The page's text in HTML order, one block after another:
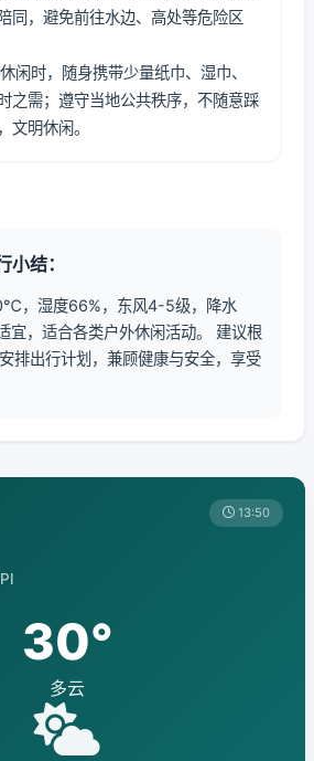
同，避免前往水边、高处等危险区
闲时，随身携带少量纸巾、湿巾、
之需；遵守当地公共秩序，不随意踩
文明休闲。
结：
，湿度66%，东风4-5级，降水
宜，适合各类户外休闲活动。 建议根
排出行计划，兼顾健康与安全，享受
13:50
30°
多云